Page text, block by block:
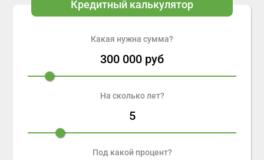
Кредитный калькулятор
Какая нужна сумма?
300 000 руб
На сколько лет?
5
Под какой процент?